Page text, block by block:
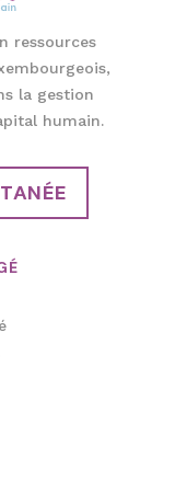
ressources
la gestion
humain.